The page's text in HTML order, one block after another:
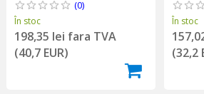
(0)
În stoc
198,35 lei fara TVA
(40,7 EUR)
În stoc
(32,2